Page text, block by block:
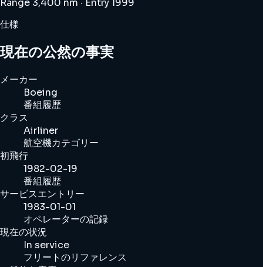
Range 3,400 nm · Entry 1999
仕様
現在の公然の事実
メーカー
Boeing
番組履歴
クラス
Airliner
航空機カテゴリー
初飛行
1982-02-19
番組履歴
サービスエントリー
1983-01-01
オペレーターの記録
現在の状況
In service
フリートのリファレンス